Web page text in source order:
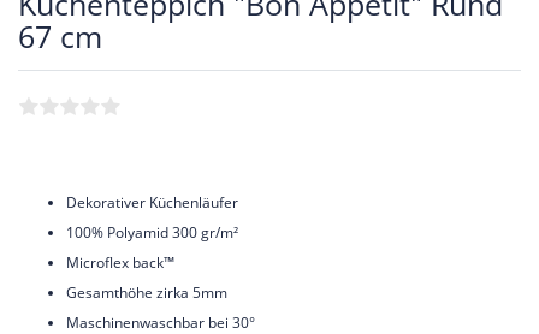
67 cm
Dekorativer Küchenläufer
100% Polyamid 300 gr/m²
Microflex back™
Gesamthöhe zirka 5mm
Maschinenwaschbar bei 30°